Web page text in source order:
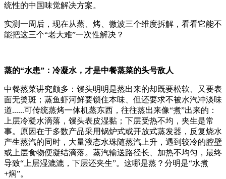
统性的中国味觉解决方案。
实测一周后，现在从蒸、烤、微波三个维度拆解，看看它能不
能把这三个“老大难”一次性解决？
蒸的“水患”：冷凝水，才是中餐蒸菜的头号敌人
中餐蒸菜讲究颇多：馒头明明是蒸出来的却既要松软、又要表
面无烫斑；蒸鱼虾河鲜要锁住本味、但还要求不被水汽冲淡味
道......可传统蒸烤一体机蒸东西，往往蒸出来像“煮”出来的：
上层冷凝水滴落，馒头表皮湿黏；下层受热不均，夹生是常
事。原因在于多数产品采用锅炉式或开放式蒸发器，反复烧水
产生蒸汽的同时，大量液态水珠随蒸汽上升，遇到较冷的腔壁
或上层食物便凝结滴落。蒸汽输送路径长、加热不均匀，最终
导致“上层湿漉漉，下层还夹生”。这哪是蒸？分明是“水煮
+焖”。